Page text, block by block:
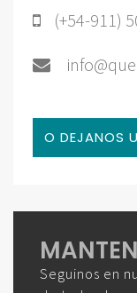
(+54-911)
O DEJANOS
Seguinos en